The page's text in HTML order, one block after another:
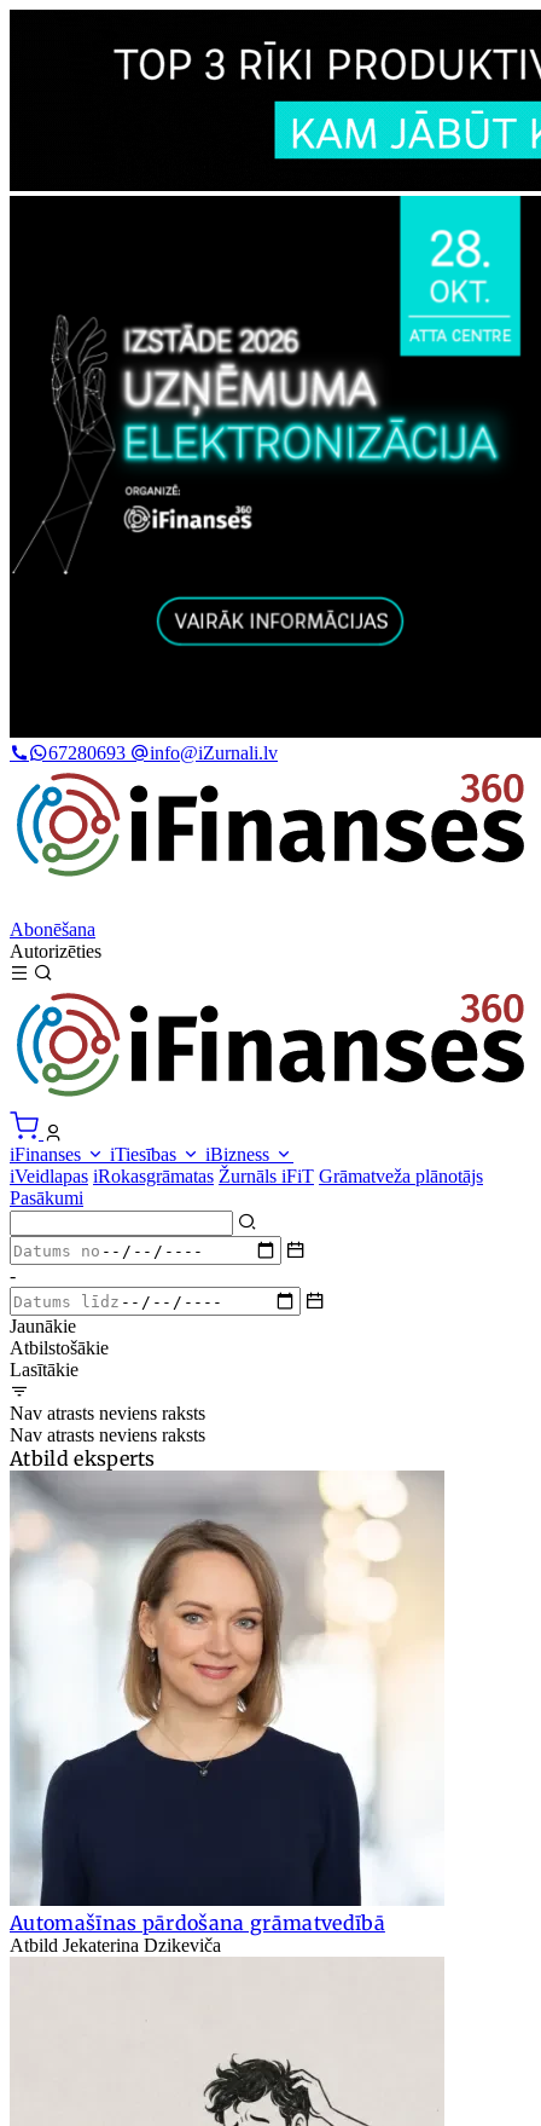
67280693 info@iZurnali.lv
Abonēšana
Autorizēties
iFinanses iTiesības
iBizness
iVeidlapas iRokasgrāmatas Žurnāls iFiT Grāmatveža plānotājs
Pasākumi
-
Jaunākie
Atbilstošākie
Lasītākie
Nav atrasts neviens raksts
Nav atrasts neviens raksts
Atbild eksperts
Automašīnas pārdošana grāmatvedībā
Atbild Jekaterina Dzikeviča